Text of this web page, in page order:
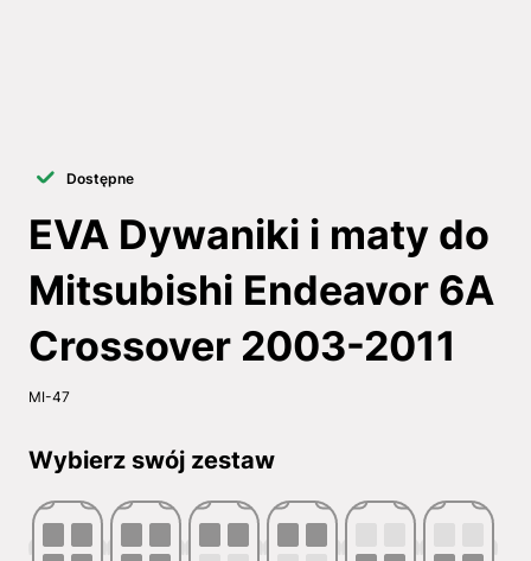
Dostępne
EVA Dywaniki i maty do
Mitsubishi Endeavor 6A
Crossover 2003-2011
MI-47
Wybierz swój zestaw